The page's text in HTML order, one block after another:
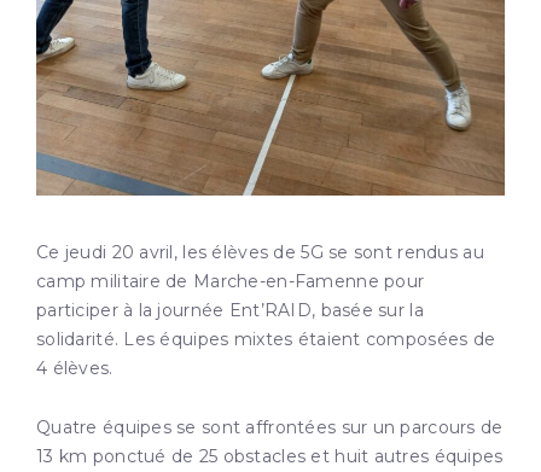
Ce jeudi 20 avril, les élèves de 5G se sont rendus au
camp militaire de Marche-en-Famenne pour
participer à la journée Ent’RAID, basée sur la
solidarité. Les équipes mixtes étaient composées de
4 élèves.
Quatre équipes se sont affrontées sur un parcours de
13 km ponctué de 25 obstacles et huit autres équipes